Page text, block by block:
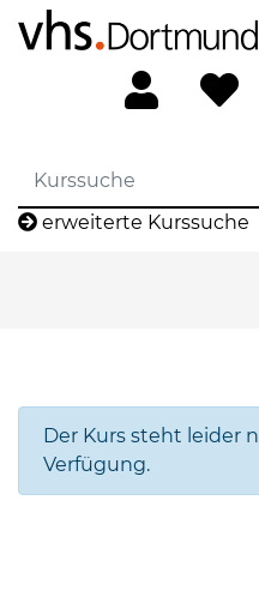
erweiterte Kurssuche
Der Kurs steht leider
Verfügung.